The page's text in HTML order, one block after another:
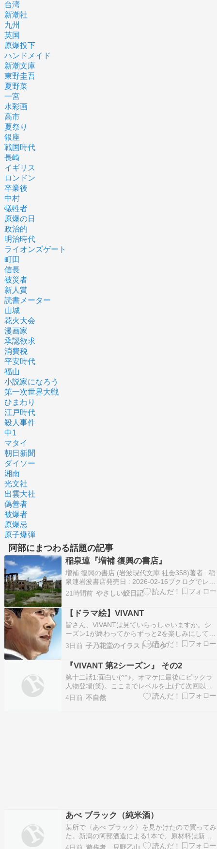
台湾
新潮社
九州
英国
原爆投下
ハンドメイド
新潮文庫
東野圭吾
夏野菜
一宮
水彩画
高市
夏祭り
銀座
戦国時代
長崎
イギリス
ロンドン
卒業後
中村
犠牲者
原爆の日
政治的
明治時代
ライオンズゲート
町田
信長
被災者
新人賞
読書メーター
山城
花火大会
漫画家
承認欲求
消費税
平安時代
福山
小説家になろう
第一次世界大戦
ひまわり
江戸時代
殺人事件
中1
マタイ
朝日新聞
ダイソー
湘南
光文社
出雲大社
偽善者
被爆者
原爆忌
原子爆弾
阿部にまつわる話題の記事
稲泉連『増補 復興の書店』
増補 復興の書店 (岩波現代文庫 社会358)著者 : 稲
泉連岩波書店発売日 : 2026-02-16ブクログでレビ
ューを見る»2012年に小学館より単行本、2014年
に小学館文庫として刊行された本に、「補章 能登
の書店」を追加したもの。東日本大震災で被災し
た東北各地の書店を訪…
21時間前 やさしい鮫日記
【ドラマ絵】VIVANT
皆さん、VIVANTは見ていらっしゃいますか。シ
ーズン1が終わってからずっと2を楽しみにしてい
ました。今日は「VIVANT」の堺雅人さんです。1
回見ただけでは頭が追いつかないので、次週を見
る前にもう一度復習します。2回見ると少し理解
が深まる気がしますw実はドラムが視聴者との橋
渡…
3日前 子乃花堂のイラストブログ
『VIVANT 第2シーズン』 その2
第十二話1:面白い(^^♪。オマケに最後にビックラ
人物登場(笑)。ここまでレベルを上げて次回以降
大丈夫？、ってレベルで。第2シーズンの2話目で
こんなにレベルを上げちゃって大丈夫なんですか
4日前 不自然
あべ ブラック（純米酒）
某所で〈あべ ブラック〉を見かけたので買ってみ
た。新潟の阿部酒造による1本で、原材料は新潟
産の米と米麹のみ。なので特定名称酒でいえば